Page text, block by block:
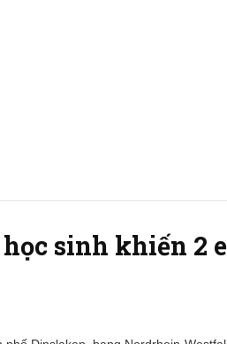
sinh khiến 2